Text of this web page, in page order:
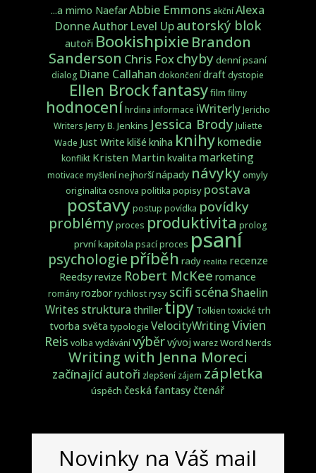
...a mimo NaefarAbbie Emmons akční Alexa
DonneAuthor Level Upautorský blok
autoři BookishpixieBrandon
Sanderson Chris Foxchybydenní psaní
dialog Diane Callahan dokončení draft dystopie
Ellen Brockfantasyfilm filmy
hodnoceníhrdina informace iWriterlyJericho
Writers Jerry B. Jenkins Jessica BrodyJuliette
Wade Just Write klišé kniha knihykomedie
konflikt Kristen Martinkvalita marketing
motivace myšlení nejhoršínápady návyky omyly
originalita osnova politika popisy postava
postavy postup povídka povídky
problémyproces produktivita prolog
první kapitola psací proces psaní
psychologie příběh rady realita recenze
Reedsyrevize Robert McKee romance
rományrozborrychlostrysy scifi scéna Shaelin
Writes struktura thriller tipy Tolkien toxické trh
tvorba světa typologie VelocityWriting Vivien
Reis volba vydávánívýběrvývoj warezWord Nerds
Writing with Jenna Moreci
začínající autoři zlepšení zájem zápletka
úspěch česká fantasyčtenář
Novinky na Váš mail